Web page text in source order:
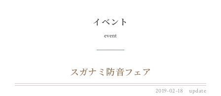
イベント
event
スガナミ防音フェア
2019-02-18 update